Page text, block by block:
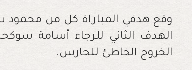
وقع هدفي المباراة كل من محمود
الخروج الخاطئ للحارس.